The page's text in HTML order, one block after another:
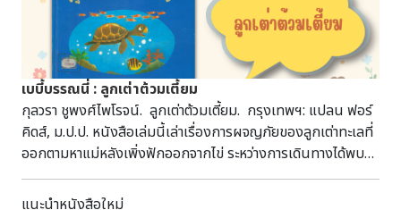
เบบี้บรรณนี่ : ลูกเต่าต้วมเตี้ยม
กุลวรา ชูพงศ์ไพโรจน์. ลูกเต่าต้วมเตี้ยม. กรุงเทพฯ: แปลน ฟอร์
คิดส์, ม.ป.ป. หนังสือเล่มนี้เล่าเรื่องการผจญภัยของลูกเต่าทะเลที่
ออกตามหาแม่หลังเพิ่งฟักออกจากไข่ ระหว่างการเดินทางได้พบ
กับสัตว์ทะเลหลากหลายชนิดและเรียนรู้โลกใต้ทะเลไปพร้อมกัน
ถ่ายทอดเรื่องราวอย่างอบอุ่นผ่านภาพประกอบน่ารัก ช่วยเสริม
แนะนำหนังสือใหม่